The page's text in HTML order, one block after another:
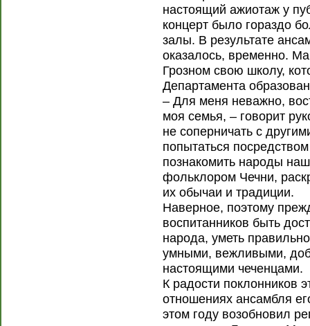
настоящий ажиотаж у
концерт было гораздо
залы. В результате
оказалось, временно.
Грозном свою школу,
Департамента
– Для меня неважно,
моя семья, – говорит
не соперничать с
попытаться
познакомить народы
фольклором Чечни,
их обычаи и традиции.
Наверное, поэтому
воспитанников быть
народа, уметь
умными, вежливыми,
настоящими чеченцами.
К радости поклонников
отношениях ансамбля
этом году возобновил